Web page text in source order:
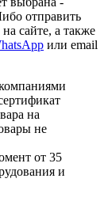
отправить
сайте, а также
или email
на
не
от 35
и